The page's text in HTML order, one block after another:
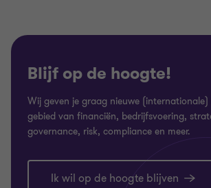
Blijf op de hoogte!
Wij geven je graag nieuwe
gebied van financiën, bedrijfsvoering,
governance, risk, compliance en meer.
Ik wil op de hoogte blijven